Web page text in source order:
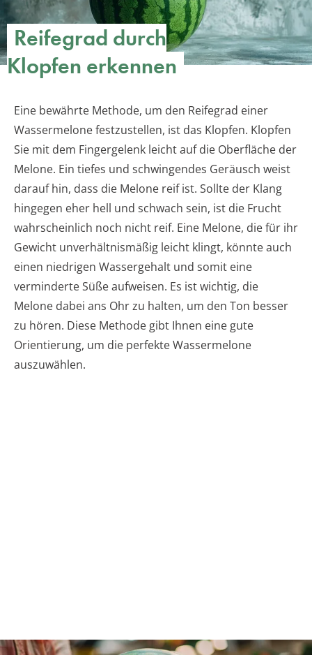
Reifegrad durch
Klopfen erkennen
Eine bewährte Methode, um den Reifegrad einer
Wassermelone festzustellen, ist das Klopfen. Klopfen
Sie mit dem Fingergelenk leicht auf die Oberfläche der
Melone. Ein tiefes und schwingendes Geräusch weist
darauf hin, dass die Melone reif ist. Sollte der Klang
hingegen eher hell und schwach sein, ist die Frucht
wahrscheinlich noch nicht reif. Eine Melone, die für ihr
Gewicht unverhältnismäßig leicht klingt, könnte auch
einen niedrigen Wassergehalt und somit eine
verminderte Süße aufweisen. Es ist wichtig, die
Melone dabei ans Ohr zu halten, um den Ton besser
zu hören. Diese Methode gibt Ihnen eine gute
Orientierung, um die perfekte Wassermelone
auszuwählen.